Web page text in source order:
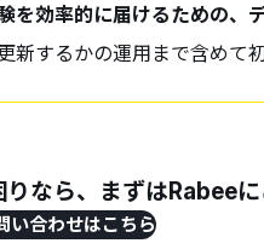
効率的に届けるための
するかの運用まで含めて
なら、まずはRabee
い合わせはこちら